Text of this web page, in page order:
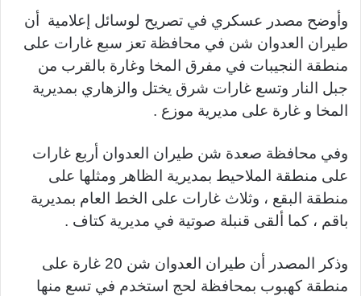
وأوضح مصدر عسكري في تصريح لوسائل إعلامية أن
طيران العدوان شن في محافظة تعز سبع غارات على
منطقة النجيبات في مفرق المخا وغارة بالقرب من
جبل النار وتسع غارات شرق يختل والزهاري بمديرية
المخا و غارة على مديرية موزع .
وفي محافظة صعدة شن طيران العدوان أربع غارات
على منطقة الملاحيط بمديرية الظاهر ومثلها على
منطقة البقع ، وثلاث غارات على الخط العام بمديرية
باقم ، كما ألقى قنبلة صوتية في مديرية كتاف .
وذكر المصدر أن طيران العدوان شن 20 غارة على
منطقة كهبوب بمحافظة لحج استخدم في تسع منها